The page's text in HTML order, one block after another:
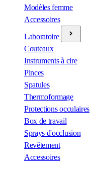
Modèles femme
Accessoires
Laboratoire
Couteaux
Instruments à cire
Pinces
Spatules
Thermoformage
Protections occulaires
Box de travail
Sprays d'occlusion
Revêtement
Accessoires